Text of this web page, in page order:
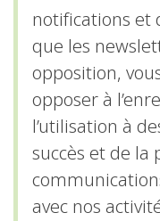
notifications et
que les
opposition,
opposer à
l’utilisation à
succès et de la
avec nos